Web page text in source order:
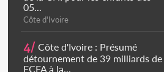
05...
Côte d'Ivoire
4/ Côte d'Ivoire : Présumé
détournement de 39 milliards de
FCFA à la...